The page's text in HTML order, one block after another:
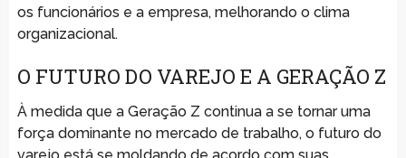
os funcionários e a empresa, melhorando o clima
organizacional.
O FUTURO DO VAREJO E A GERAÇÃO Z
À medida que a Geração Z continua a se tornar uma
força dominante no mercado de trabalho, o futuro do
varejo está se moldando de acordo com suas